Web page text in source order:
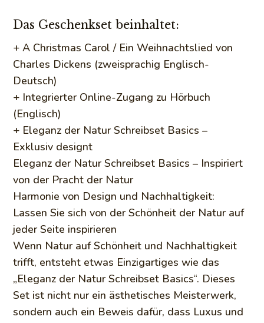
Das Geschenkset beinhaltet:
+ A Christmas Carol / Ein Weihnachtslied von
Charles Dickens (zweisprachig Englisch-
Deutsch)
+ Integrierter Online-Zugang zu Hörbuch
(Englisch)
+ Eleganz der Natur Schreibset Basics –
Exklusiv designt
Eleganz der Natur Schreibset Basics – Inspiriert
von der Pracht der Natur
Harmonie von Design und Nachhaltigkeit:
Lassen Sie sich von der Schönheit der Natur auf
jeder Seite inspirieren
Wenn Natur auf Schönheit und Nachhaltigkeit
trifft, entsteht etwas Einzigartiges wie das
„Eleganz der Natur Schreibset Basics“. Dieses
Set ist nicht nur ein ästhetisches Meisterwerk,
sondern auch ein Beweis dafür, dass Luxus und